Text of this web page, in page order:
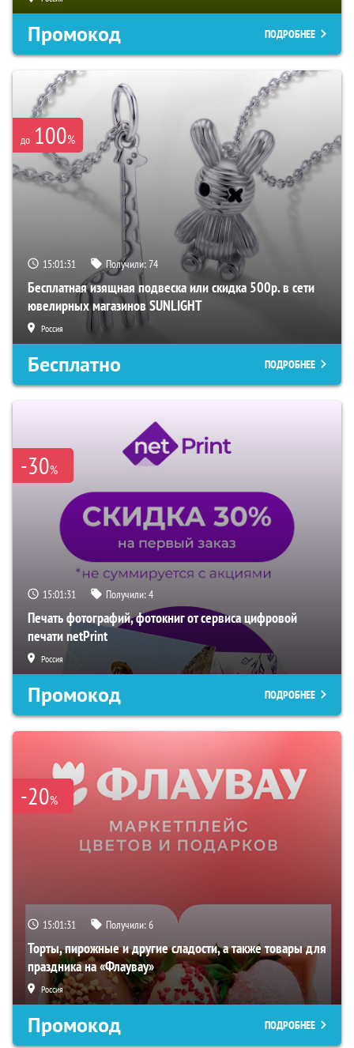
Промокод ПОДРОБНЕЕ
до 100%
15:01:30 Получили:74
Бесплатная изящная подвеска или скидка 500р. в сети
ювелирных магазинов SUNLIGHT
Россия
Бесплатно ПОДРОБНЕЕ
-30%
15:01:30 Получили:4
Печать фотографий, фотокниг от сервиса цифровой
печати netPrint
Россия
Промокод ПОДРОБНЕЕ
-20%
15:01:30 Получили:6
Торты, пирожные и другие сладости, а также товары для
праздника на «Флаувау»
Россия
Промокод ПОДРОБНЕЕ